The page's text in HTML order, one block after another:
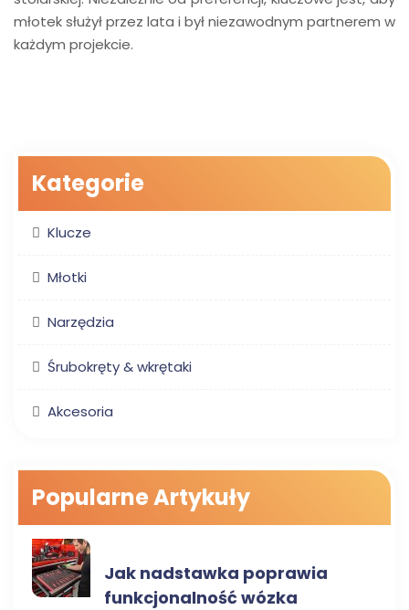
młotek służył przez lata i był niezawodnym partnerem w
każdym projekcie.
Kategorie
Klucze
Młotki
Narzędzia
Śrubokręty & wkrętaki
Akcesoria
Popularne Artykuły
Jak nadstawka poprawia
funkcjonalność wózka